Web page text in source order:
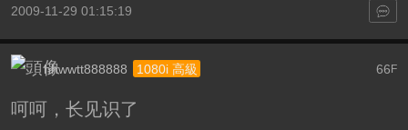
2009-11-29 01:15:19
66F
hhwwtt888888 1080i 高級
呵呵，长见识了